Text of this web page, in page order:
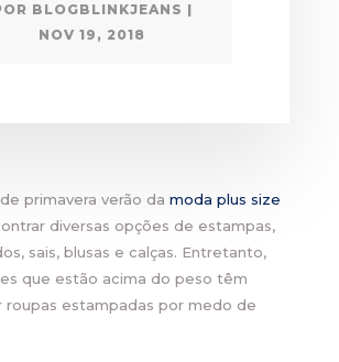
BLOGBLINKJEANS |
NOV 19, 2018
primavera verão da moda plus size
diversas opções de estampas,
sais, blusas e calças. Entretanto,
que estão acima do peso têm
roupas estampadas por medo de